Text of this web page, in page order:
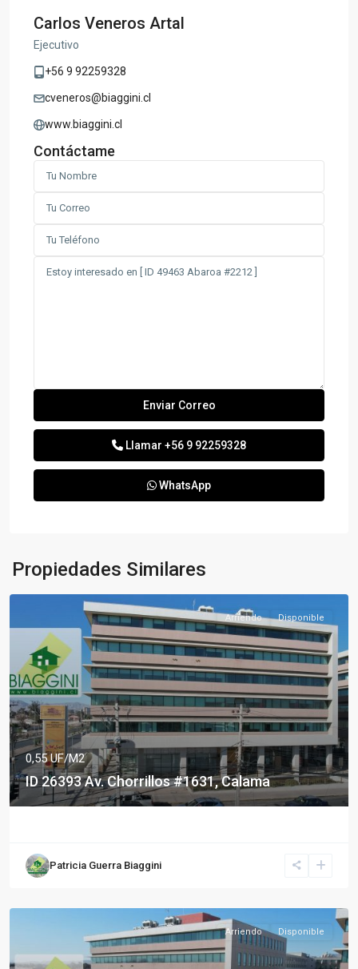
Carlos Veneros Artal
Ejecutivo
+56 9 92259328
cveneros@biaggini.cl
www.biaggini.cl
Contáctame
Llamar +56 9 92259328
WhatsApp
Propiedades Similares
Arriendo Disponible
0,55 UF/M2
ID 26393 Av. Chorrillos #1631, Calama
Patricia Guerra Biaggini
Arriendo Disponible